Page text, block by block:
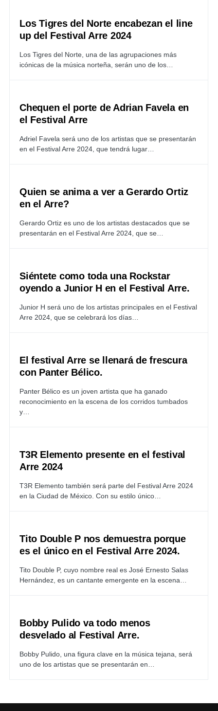
Los Tigres del Norte encabezan el line
up del Festival Arre 2024
Los Tigres del Norte, una de las agrupaciones más
icónicas de la música norteña, serán uno de los…
Chequen el porte de Adrian Favela en
el Festival Arre
Adriel Favela será uno de los artistas que se presentarán
en el Festival Arre 2024, que tendrá lugar…
Quien se anima a ver a Gerardo Ortiz
en el Arre?
Gerardo Ortiz es uno de los artistas destacados que se
presentarán en el Festival Arre 2024, que se…
Siéntete como toda una Rockstar
oyendo a Junior H en el Festival Arre.
Junior H será uno de los artistas principales en el Festival
Arre 2024, que se celebrará los días…
El festival Arre se llenará de frescura
con Panter Bélico.
Panter Bélico es un joven artista que ha ganado
reconocimiento en la escena de los corridos tumbados
y…
T3R Elemento presente en el festival
Arre 2024
T3R Elemento también será parte del Festival Arre 2024
en la Ciudad de México. Con su estilo único…
Tito Double P nos demuestra porque
es el único en el Festival Arre 2024.
Tito Double P, cuyo nombre real es José Ernesto Salas
Hernández, es un cantante emergente en la escena…
Bobby Pulido va todo menos
desvelado al Festival Arre.
Bobby Pulido, una figura clave en la música tejana, será
uno de los artistas que se presentarán en…